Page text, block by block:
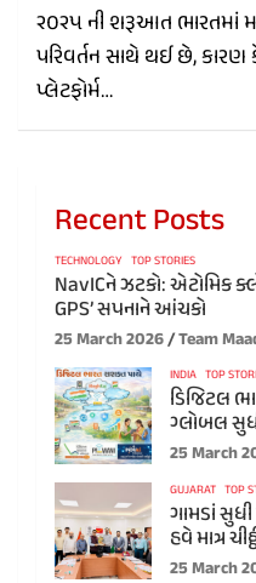
૨૦૨૫ ની શરૂઆત ભારતમાં
પરિવર્તન સાથે થઈ છે,
પ્લેટફોર્મ…
Recent Posts
TECHNOLOGY TOP STORIES
NavICને ઝટકો: એટોમિક
GPS’ સપનાને આંચકો
25 March 2026 Team
INDIA TOP
ડિજિટલ
ગ્લોબલ
25 March
GUJARAT TOP
ગામડાં સુધી
હવે માત્ર
25 March